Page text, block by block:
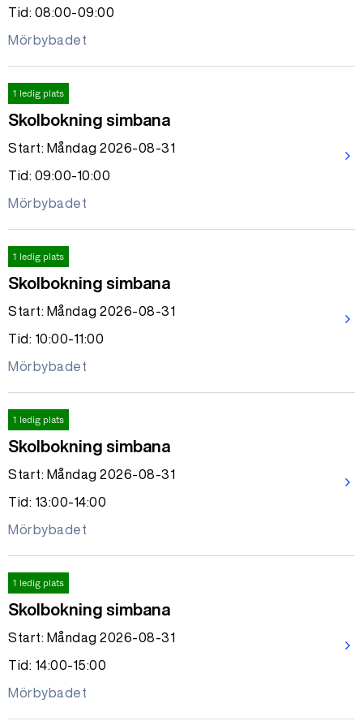
Tid: 08:00-09:00
Mörbybadet
1 ledig plats
Skolbokning simbana
Start: Måndag 2026-08-31
Tid: 09:00-10:00
Mörbybadet
arrow_forward_ios
1 ledig plats
Skolbokning simbana
Start: Måndag 2026-08-31
Tid: 10:00-11:00
Mörbybadet
arrow_forward_ios
1 ledig plats
Skolbokning simbana
Start: Måndag 2026-08-31
Tid: 13:00-14:00
Mörbybadet
arrow_forward_ios
1 ledig plats
Skolbokning simbana
Start: Måndag 2026-08-31
Tid: 14:00-15:00
Mörbybadet
arrow_forward_ios